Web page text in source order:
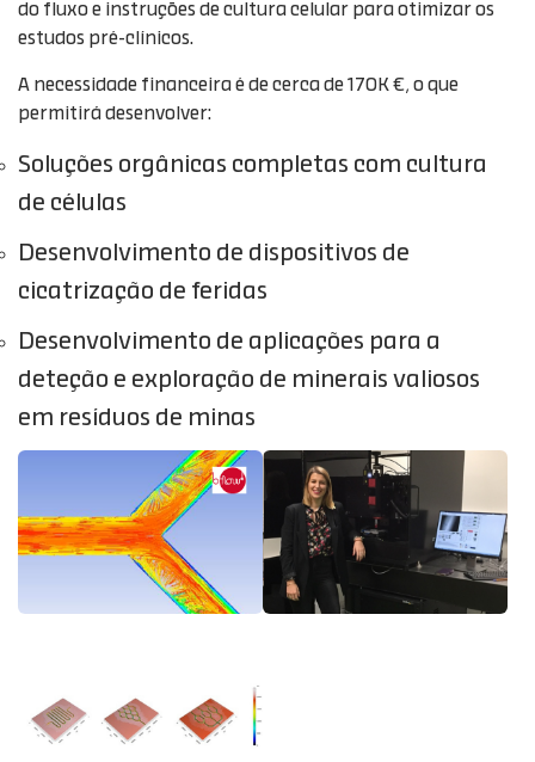
do fluxo e instruções de cultura celular para otimizar os
estudos pré-clínicos.
A necessidade financeira é de cerca de 170K €, o que
permitirá desenvolver:
Soluções orgânicas completas com cultura
de células
Desenvolvimento de dispositivos de
cicatrização de feridas
Desenvolvimento de aplicações para a
deteção e exploração de minerais valiosos
em resíduos de minas